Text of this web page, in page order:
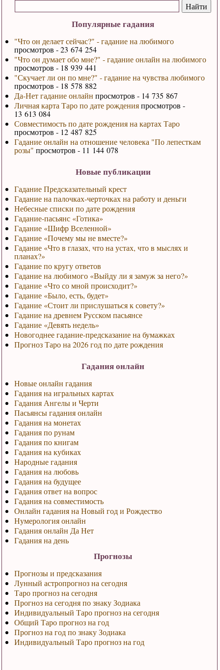
Популярные гадания
"Что он делает сейчас?" - гадание на любимого
просмотров - 23 674 254
"Что он думает обо мне?" - гадание онлайн на любимого
просмотров - 18 939 441
"Скучает ли он по мне?" - гадание на чувства любимого
просмотров - 18 578 882
Да-Нет гадание онлайн просмотров - 14 735 867
Личная карта Таро по дате рожденияпросмотров -
13 613 084
Совместимость по дате рождения на картах Таро
просмотров - 12 487 825
Гадание онлайн на отношение человека "По лепесткам
розы" просмотров - 11 144 078
Новые публикации
Гадание Предсказательный крест
Гадание на палочках-черточках на работу и деньги
Небесные списки по дате рождения
Гадание-пасьянс «Готика»
Гадание «Шифр Вселенной»
Гадание «Почему мы не вместе?»
Гадание «Что в глазах, что на устах, что в мыслях и
планах?»
Гадание по кругу ответов
Гадание на любимого «Выйду ли я замуж за него?»
Гадание «Что со мной происходит?»
Гадание «Было, есть, будет»
Гадание «Стоит ли прислушаться к совету?»
Гадание на древнем Русском пасьянсе
Гадание «Девять недель»
Новогоднее гадание-предсказание на бумажках
Прогноз Таро на 2026 год по дате рождения
Гадания онлайн
Новые онлайн гадания
Гадания на игральных картах
Гадания Ангелы и Черти
Пасьянсы гадания онлайн
Гадания на монетах
Гадания по рунам
Гадания по книгам
Гадания на кубиках
Народные гадания
Гадания на любовь
Гадания на будущее
Гадания ответ на вопрос
Гадания на совместимость
Онлайн гадания на Новый год и Рождество
Нумерология онлайн
Гадания онлайн Да Нет
Гадания на день
Прогнозы
Прогнозы и предсказания
Лунный астропрогноз на сегодня
Таро прогноз на сегодня
Прогноз на сегодня по знаку Зодиака
Индивидуальный Таро прогноз на сегодня
Общий Таро прогноз на год
Прогноз на год по знаку Зодиака
Индивидуальный Таро прогноз на год